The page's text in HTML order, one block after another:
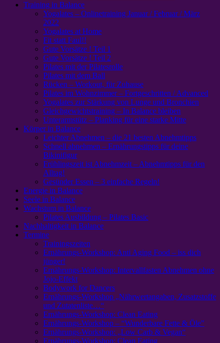
Training in Balance
Yogalates – Onlinetraining Januar / Februar / März
2022
Yogalates at Home
Fit statt Faul!!
Gute Vorsätze ! Teil 1
Gute Vorsätze ! Teil 2
Pilates mit der Pilatesrolle
Pilates mit dem Ball
Rücken – Workout, für Zuhause
Pilates im Wohnzimmer – Fortgeschritten / Advanced
Yogalates zur Stärkung von Lunge und Bronchien
Gleichgewichtstraining – In Balance bleiben
Unterarmstütz – Planking für eine starke Mitte
Körper in Balance
Leichter Abnehmen – die 21 besten Abnehmtipps
Schnell abnehmen – Ernährungstipps für deine
Bikinifigur
Frühlingszeit ist Abnehmzeit – Abnehmtipps für den
Alltag!
Gesünder Essen – 3 einfache Regeln!
Energie in Balance
Seele in Balance
Wachstum in Balance
Pilates Ausbildung – Pilates Basic
Nachhaltigkeit in Balance
Termine
Trainingszeiten
Ernährungs-Workshop: Anti Aging Food – iss dich
jünger!
Ernährungs-Workshop: Intervallfasten Abnehmen ohne
Jojo-Effekt
Bodywork for Dancers
Ernährungs-Workshop „Nährwertangaben, Zusatzstoffe
und Zutatenliste…“
Ernährungs-Workshop: Clean Eating
Ernährungs-Workshop – “Wunderbare Fette & Öle”
Ernährungs-Workshop: „Low Carb & Vegan“
Ernährungs-Workshop: Clean Eating